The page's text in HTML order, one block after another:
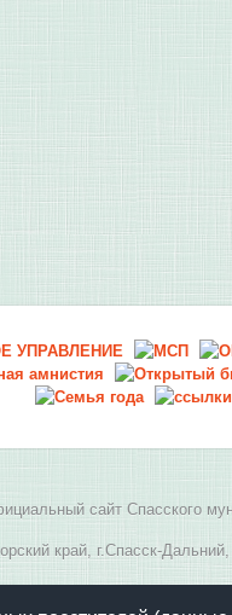
сайт Спасского
край, г.Спасск-